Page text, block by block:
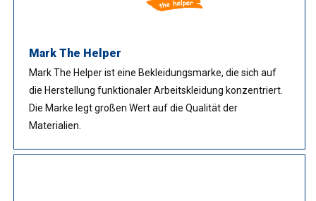
Mark The Helper
Mark The Helper ist eine Bekleidungsmarke, die sich auf
die Herstellung funktionaler Arbeitskleidung konzentriert.
Die Marke legt großen Wert auf die Qualität der
Materialien.